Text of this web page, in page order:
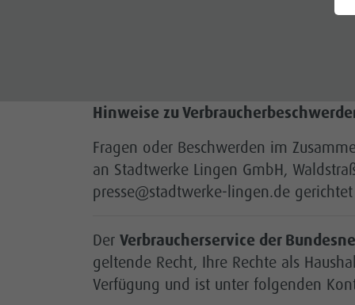
Hinweise zu
Fragen oder Beschwerden im
an Stadtwerke Lingen GmbH,
presse@stadtwerke-lingen.de
Der Verbraucherservice der
geltende Recht, Ihre Rechte als
Verfügung und ist unter folgenden